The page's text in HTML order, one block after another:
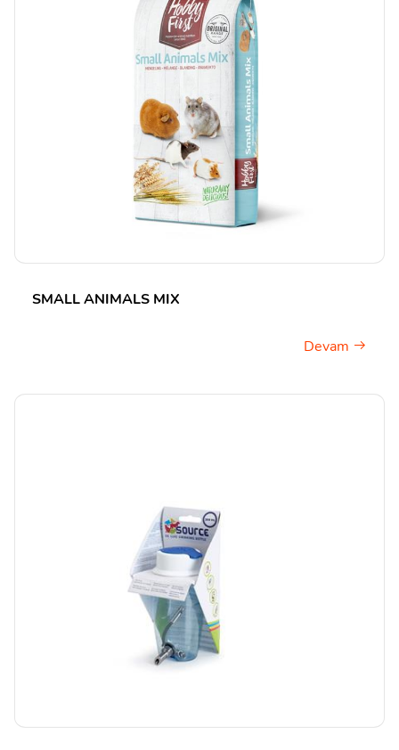
SMALL ANIMALS MIX
Devam